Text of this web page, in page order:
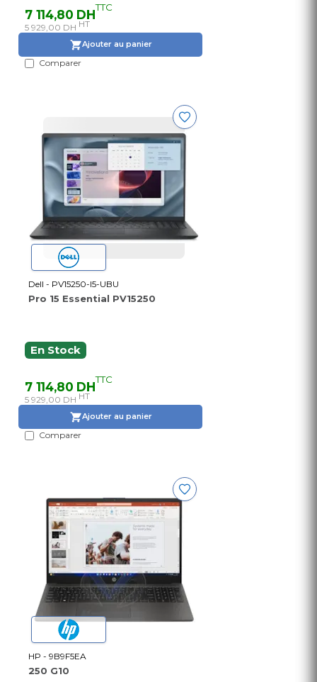
7 114,80 DHTTC
5 929,00 DH HT
Ajouter au panier
Comparer
Dell - PV15250-I5-UBU
Pro 15 Essential PV15250
En Stock
7 114,80 DHTTC
5 929,00 DH HT
Ajouter au panier
Comparer
HP - 9B9F5EA
250 G10